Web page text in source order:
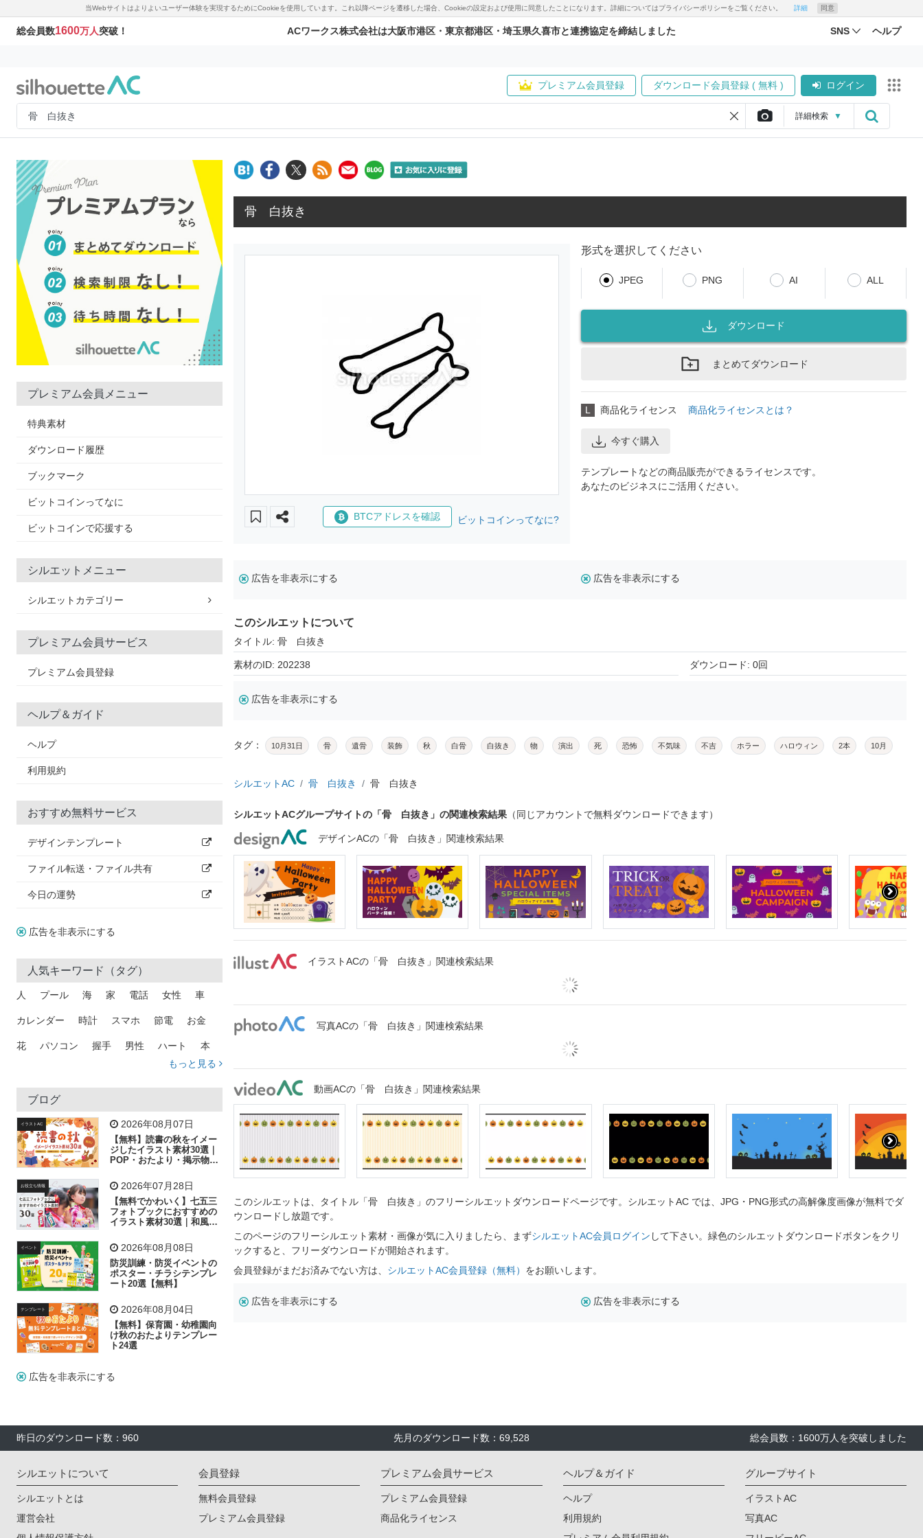
当Webサイトはよりよいユーザー体験を実現するためにCookieを使用しています。これ以降ページを遷移した場合、Cookieの設定および使用に同意したことになります。詳細についてはプライバシーポリシーをご覧ください。 詳細 同意
総会員数1600万人突破！ ACワークス株式会社は大阪市港区・東京都港区・埼玉県久喜市と連携協定を締結しました SNS ヘルプ
プレミアム会員登録 ダウンロード会員登録 ( 無料 ) ログイン
詳細検索 ▼
プレミアム会員メニュー
特典素材
ダウンロード履歴
ブックマーク
ビットコインってなに
ビットコインで応援する
シルエットメニュー
シルエットカテゴリー
プレミアム会員サービス
プレミアム会員登録
ヘルプ＆ガイド
ヘルプ
利用規約
おすすめ無料サービス
デザインテンプレート
ファイル転送・ファイル共有
今日の運勢
広告を非表示にする
人気キーワード（タグ）
人 プール 海 家 電話 女性 車
カレンダー 時計 スマホ 節電 お金
花 パソコン 握手 男性 ハート 本
トラック 木
吹き出し
飛行機 グラフ ビル 魚 家族 書類
歩く 工場 会社 太陽 キラキラ
子供 作業員 葉 相談 ピクトグラム
もっと見る
ブログ
イラストAC 2026年08月07日
【無料】読書の秋をイメー
ジしたイラスト素材30選｜
POP・おたより・掲示物に
お役立ち情報 2026年07月28日
【無料でかわいく】七五三
フォトブックにおすすめの
イラスト素材30選｜和風の
イベント 2026年08月08日
防災訓練・防災イベントの
ポスター・チラシテンプレ
ート20選【無料】
テンプレート 2026年08月04日
【無料】保育園・幼稚園向
け秋のおたよりテンプレー
ト24選
広告を非表示にする
骨 白抜き
BTCアドレスを確認 ビットコインってなに?
形式を選択してください
JPEG PNG AI ALL
ダウンロード
まとめてダウンロード
L 商品化ライセンス 商品化ライセンスとは？
今すぐ購入
テンプレートなどの商品販売ができるライセンスです。
あなたのビジネスにご活用ください。
広告を非表示にする 広告を非表示にする
このシルエットについて
タイトル: 骨 白抜き
素材のID: 202238 ダウンロード: 0回
広告を非表示にする
タグ： 10月31日 骨 遺骨 装飾 秋 白骨 白抜き 物 演出 死 恐怖 不気味 不吉 ホラー ハロウィン 2本 10月
シルエットAC 骨 白抜き 骨 白抜き
シルエットACグループサイトの「骨 白抜き」の関連検索結果 （同じアカウントで無料ダウンロードできます）
デザインACの「骨 白抜き」関連検索結果
イラストACの「骨 白抜き」関連検索結果
写真ACの「骨 白抜き」関連検索結果
動画ACの「骨 白抜き」関連検索結果
このシルエットは、タイトル「骨 白抜き」のフリーシルエットダウンロードページです。シルエットAC では、JPG・PNG形式の高解像度画像が無料でダ
ウンロードし放題です。
このページのフリーシルエット素材・画像が気に入りましたら、まずシルエットAC会員ログイン して下さい。緑色のシルエットダウンロードボタンをクリ
ックすると、フリーダウンロードが開始されます。
会員登録がまだお済みでない方は、 シルエットAC会員登録（無料） をお願いします。
広告を非表示にする 広告を非表示にする
昨日のダウンロード数：960 先月のダウンロード数：69,528 総会員数：1600万人を突破しました
シルエットについて
シルエットとは
運営会社
会員登録
無料会員登録
プレミアム会員登録
プレミアム会員サービス
プレミアム会員登録
商品化ライセンス
ヘルプ＆ガイド
ヘルプ
利用規約
グループサイト
イラストAC
写真AC